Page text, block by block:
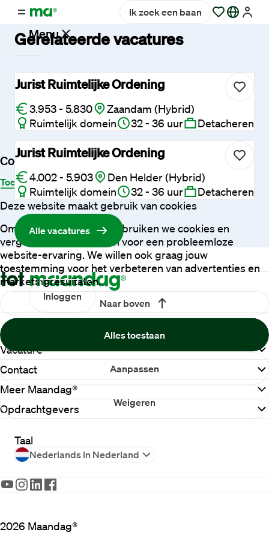
Menu
Vacatures
Werken
bij
Maandag®
Opdrachtgevers
en
service
Inloggen
Ik zoek een baan
Cookies
Toestemming DetailsOver
Deze website maakt gebruik van cookies
Om je beter te helpen, gebruiken we cookies en
vergelijkbare technieken voor een probleemloze
website-ervaring. We willen ook graag jouw
toestemming voor het verbeteren van advertenties en
marketingresultaten.
Weigeren
Aanpassen
Alles toestaan
Gerelateerde vacatures
Jurist Ruimtelijke Ordening
3.953 - 5.830
Zaandam (Hybrid)
Ruimtelijk domein
32 - 36 uur Detacheren
Jurist Ruimtelijke Ordening
4.002 - 5.903
Den Helder (Hybrid)
Ruimtelijk domein
32 - 36 uur Detacheren
Alle vacatures
Naar boven
Vacature
Contact
Meer Maandag®
Opdrachtgevers
Taal
Nederlands in Nederland
2026 Maandag®